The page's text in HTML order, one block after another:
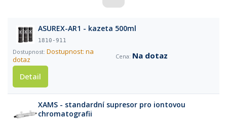
ASUREX-AR1 - kazeta 500ml
1810-911
Dostupnost: na
dotaz
Na dotaz
Detail
XAMS - standardní supresor pro iontovou
chromatografii